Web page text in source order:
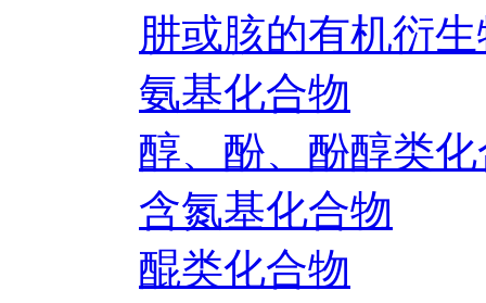
肼或胲的有机衍
氨基化合物
醇、酚、酚醇类
含氮基化合物
醌类化合物